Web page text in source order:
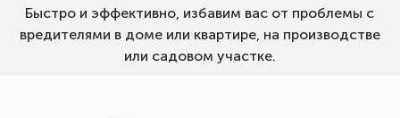
Быстро и эффективно, избавим вас от проблемы с
вредителями в доме или квартире, на производстве
или садовом участке.